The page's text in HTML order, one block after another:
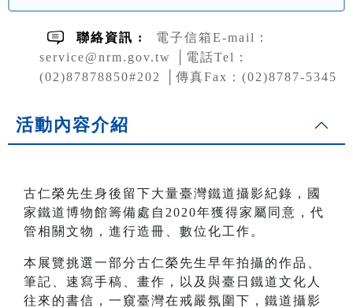
聯絡資訊 :
電子信箱E-mail：
service@nrm.gov.tw │電話Tel：
(02)87878850#202 │傳真Fax：(02)8787-5345
活動內容介紹
古仁榮先生身後留下大量臺灣鐵道攝影紀錄，國
家鐵道博物館籌備處自2020年獲得家屬同意，代
管相關文物，進行造冊、數位化工作。
本展覽挑選一部分古仁榮先生早年拍攝的作品、
筆記、速寫手稿、畫作，以及與臺日鐵道文化人
往來的書信，一窺臺灣在戒嚴氛圍下，鐵道攝影